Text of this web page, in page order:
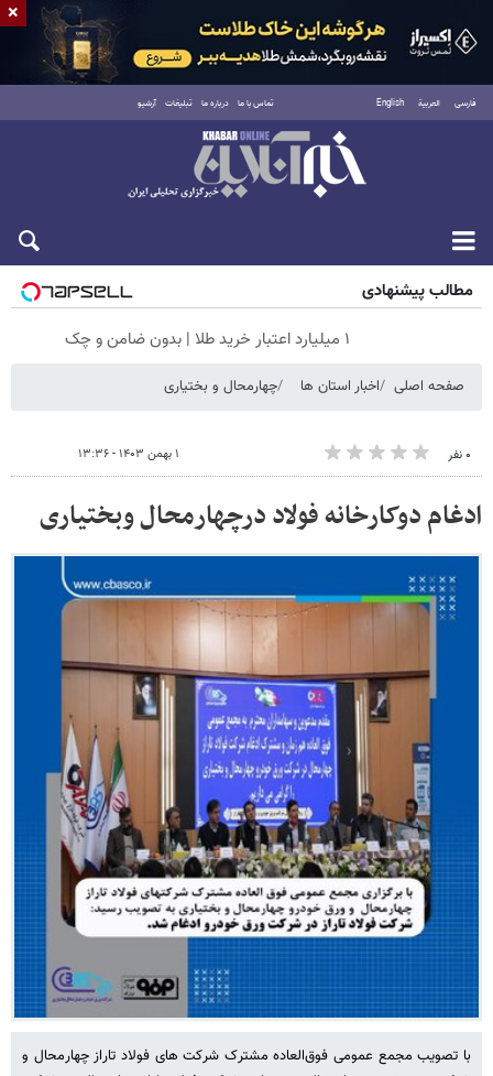
فارسی العربية English تماس با ما درباره ما تبلیغات آرشیو
جمعه ۱۶ مرداد ۱۴۰۵
مطالب پیشنهادی
۱ میلیارد اعتبار خرید طلا | بدون ضامن و چک
صفحه اصلی اخبار استان ها چهارمحال و بختیاری
۰ نفر ۱ بهمن ۱۴۰۳ - ۱۳:۳۶
ادغام دوکارخانه فولاد درچهارمحال وبختیاری
با تصویب مجمع عمومی فوق‌العاده مشترک شرکت های فولاد تاراز چهارمحال و
×